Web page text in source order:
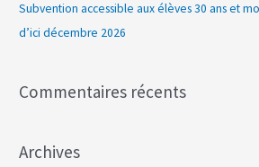
rSubvention accessible aux élèves 30 ans et
d’ici décembre 2026
Commentaires récents
Archives